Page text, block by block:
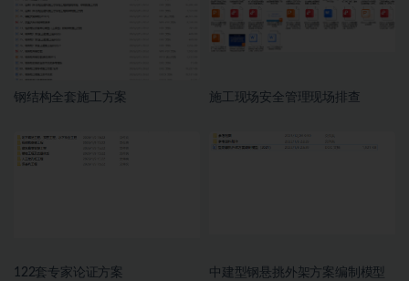
钢结构全套施工方案 施工现场安全管理现场排查
122套专家论证方案 中建型钢悬挑外架方案编制模型